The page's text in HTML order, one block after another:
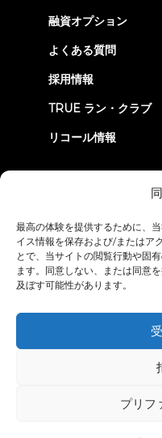
最高の体験を提供するために、
イス情報を保存および/またはア
とで、当サイトの閲覧行動や固
ます。同意しない、または同意
及ぼす可能性があります。
プリフ
融資オプション
よくある質問
採用情報
TRUE ラン・クラブ
リコール情報
© 2026 True
プライバシーポリシー
アクセシビ